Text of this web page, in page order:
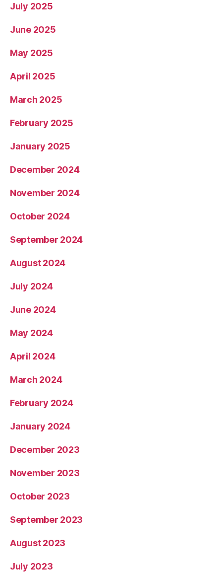
July 2025
June 2025
May 2025
April 2025
March 2025
February 2025
January 2025
December 2024
November 2024
October 2024
September 2024
August 2024
July 2024
June 2024
May 2024
April 2024
March 2024
February 2024
January 2024
December 2023
November 2023
October 2023
September 2023
August 2023
July 2023